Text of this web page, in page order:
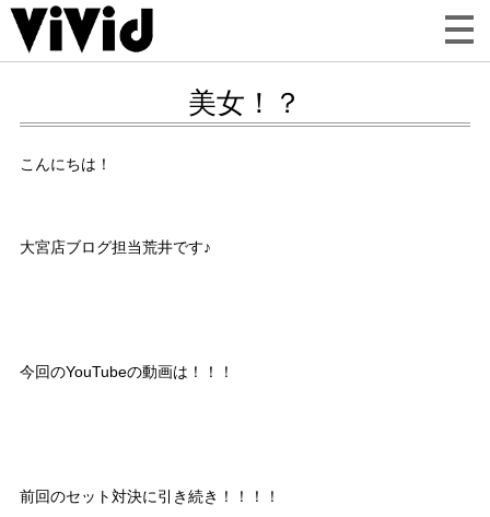
美女！？
こんにちは！
大宮店ブログ担当荒井です♪
今回のYouTubeの動画は！！！
前回のセット対決に引き続き！！！！